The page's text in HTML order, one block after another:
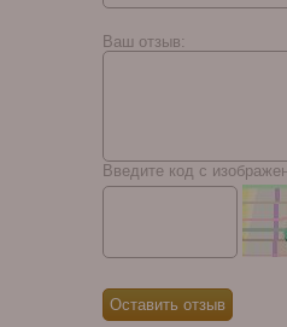
Perez Carrillo Encore
Celestial
Ваш отзыв:
Введите код с